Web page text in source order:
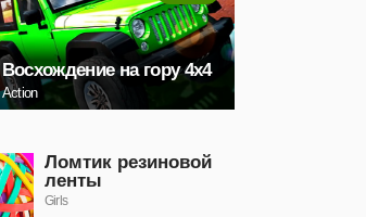
Восхождение на гору 4x4
Action
Ломтик резиновой
ленты
Girls